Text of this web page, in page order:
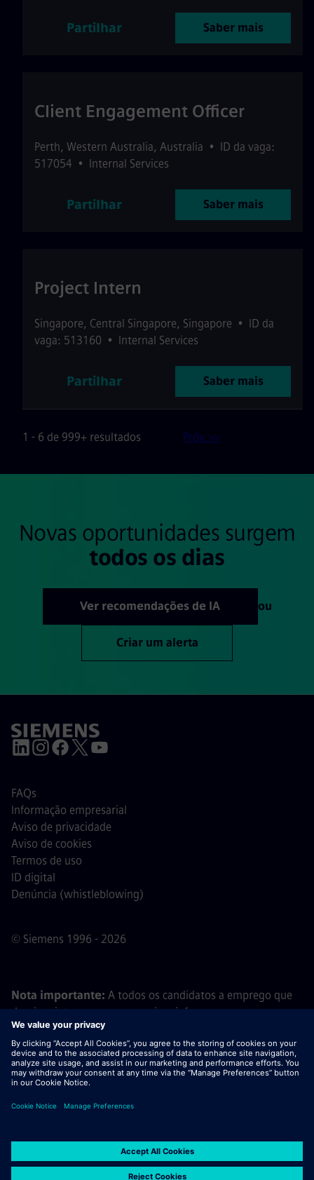
Partilhar Saber mais
Client Engagement Officer
Perth, Western Australia, Australia • ID da vaga:
517054 • Internal Services
Partilhar Saber mais
Project Intern
Singapore, Central Singapore, Singapore • ID da
vaga: 513160 • Internal Services
Partilhar Saber mais
1 - 6 de 999+ resultados Próx >>
Novas oportunidades surgem
todos os dias
Ver recomendações de IA ou
Criar um alerta
© Siemens 1996 - 2026
FAQs
Informação empresarial
Aviso de privacidade
Aviso de cookies
Termos de uso
ID digital
Denúncia (whistleblowing)
Nota importante: A todos os candidatos a emprego que
desejem integrar a nossa equipa, informamos que a
Siemens não solicita o pagamento de quaisquer taxas
antes, durante ou após o processo de candidatura. Não
pedimos dados bancários ou informações financeiras
pessoais em troca de uma promessa de emprego. Da
que pareçam ter sido enviados por um recrutador da
contactado por um dos nossos profissionais no âmbito de
um processo de candidatura ativo.